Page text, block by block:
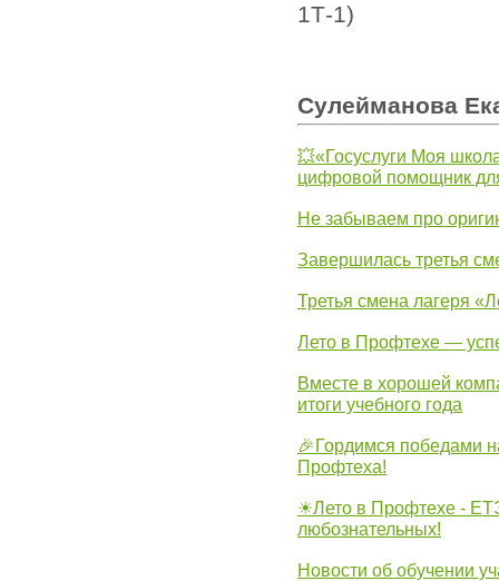
1Т-1)
Сулейманова
💥«Госуслуги Моя
цифровой помощник
Не забываем про
Завершилась третья
Третья смена лагеря
Лето в Профтехе —
Вместе в хорошей
итоги учебного года
🎉Гордимся победами
Профтеха!
☀Лето в Профтехе -
любознательных!
Новости об обучении